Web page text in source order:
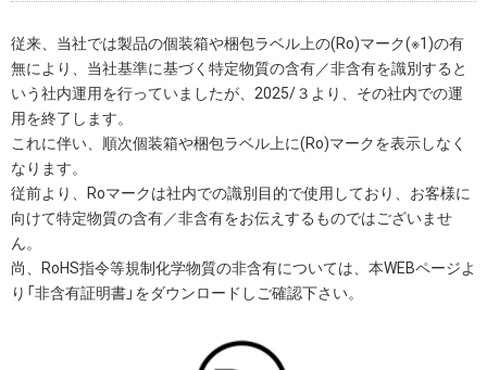
従来、当社では製品の個装箱や梱包ラベル上の(Ro)マーク(※1)の有
無により、当社基準に基づく特定物質の含有／非含有を識別すると
いう社内運用を行っていましたが、2025/３より、その社内での運
用を終了します。
これに伴い、順次個装箱や梱包ラベル上に(Ro)マークを表示しなく
なります。
従前より、Roマークは社内での識別目的で使用しており、お客様に
向けて特定物質の含有／非含有をお伝えするものではございませ
ん。
尚、RoHS指令等規制化学物質の非含有については、本WEBページよ
り「非含有証明書」をダウンロードしご確認下さい。